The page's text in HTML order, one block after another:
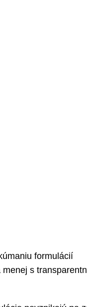
formulácií
s